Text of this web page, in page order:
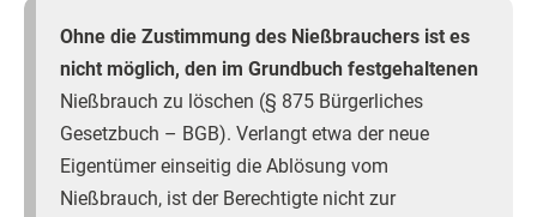
Ohne die Zustimmung des Nießbrauchers ist es
nicht möglich, den im Grundbuch festgehaltenen
Nießbrauch zu löschen (§ 875 Bürgerliches
Gesetzbuch – BGB). Verlangt etwa der neue
Eigentümer einseitig die Ablösung vom
Nießbrauch, ist der Berechtigte nicht zur